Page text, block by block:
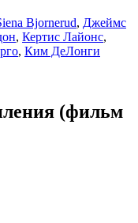
Bjornerud, Джеймс
, Кертис Лайонс,
, Ким ДеЛонги
(фильм